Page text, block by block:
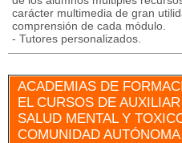
carácter multimedia de gran
comprensión de cada módulo.
- Tutores personalizados.
ACADEMIAS DE
EL CURSOS DE
SALUD MENTAL Y
COMUNIDAD